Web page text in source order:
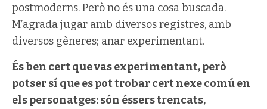
postmoderns. Però no és una cosa buscada.
M’agrada jugar amb diversos registres, amb
diversos gèneres; anar experimentant.
És ben cert que vas experimentant, però
potser sí que es pot trobar cert nexe comú en
els personatges: són éssers trencats,